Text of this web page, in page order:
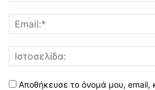
Αποθήκευσε το όνομά μου, email,